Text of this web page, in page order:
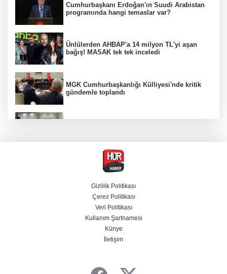
Cumhurbaşkanı Erdoğan'ın Suudi Arabistan
programında hangi temaslar var?
Ünlülerden AHBAP'a 14 milyon TL'yi aşan
bağış! MASAK tek tek inceledi
MGK Cumhurbaşkanlığı Külliyesi'nde kritik
gündemle toplandı
Özgür Özel'in Menderes Belediye Başkanı
İlkay Çiçek'e yönelik sözleri yeniden
İzmir'de ihale soruşturması derinleşiyor! Veli
Ağbaba'nın ağabeyi tutuklandı
Trabzonspor'un Salah karşılamasını tüm
Gizlilik Politikası
Çerez Politikası
Veri Politikası
Kullanım Şartnamesi
Künye
İletişim